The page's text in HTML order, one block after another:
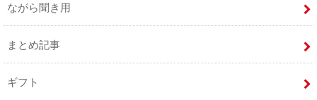
ながら聞き用
まとめ記事
ギフト